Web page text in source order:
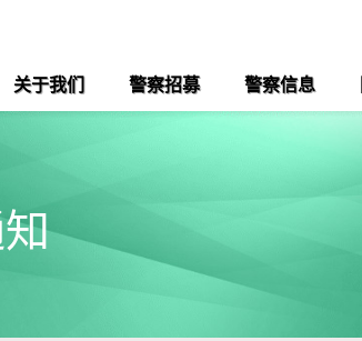
关于我们 警察招募 警察信息